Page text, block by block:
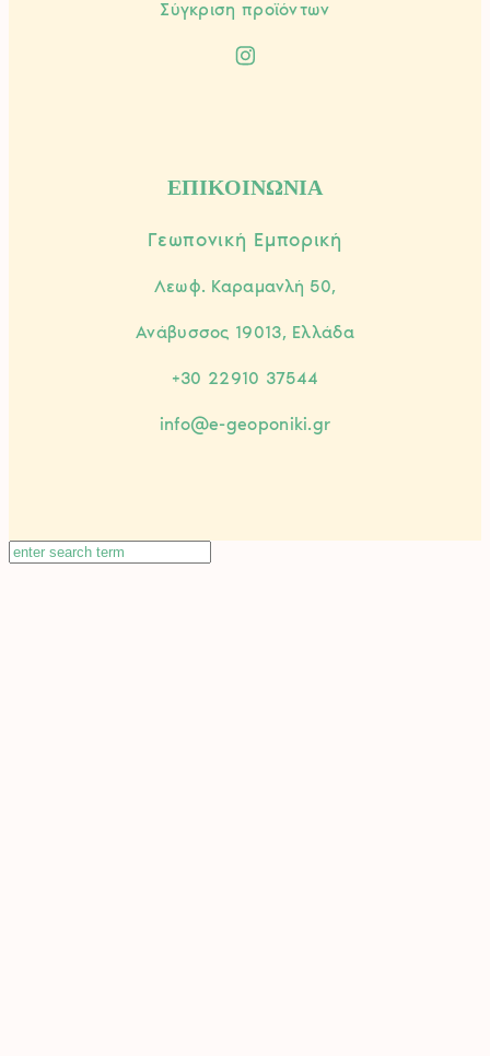
Σύγκριση προϊόντων
ΕΠΙΚΟΙΝΩΝΙΑ
Γεωπονική Εμπορική
Λεωφ. Καραμανλή 50,
Ανάβυσσος 19013, Ελλάδα
+30 22910 37544
info@e-geoponiki.gr